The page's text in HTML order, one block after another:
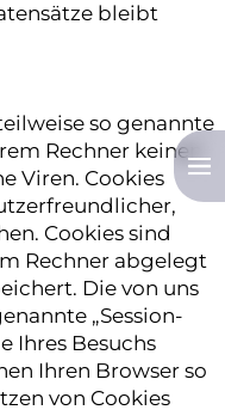
Willkommen
Kooperation
bleibt
so genannte
Rechner keinen
Viren. Cookies
Cookies sind
Rechner abgelegt
Die von uns
„Session-
Ihres Besuchs
Ihren Browser so
von Cookies